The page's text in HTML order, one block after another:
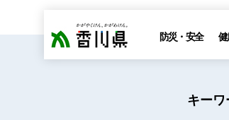
香川県 防災・安全 健
キー